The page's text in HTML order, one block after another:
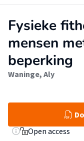
Fysieke
mensen
beperking
Waninge, Aly
Open access